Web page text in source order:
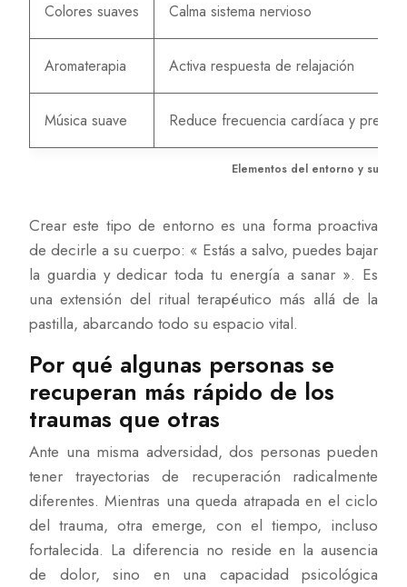
Elementos del entorno y su
Colores suaves Calma sistema nervioso
Aromaterapia Activa respuesta de relajación
Música suave Reduce frecuencia cardíaca y presión
Crear este tipo de entorno es una forma proactiva
de decirle a su cuerpo: « Estás a salvo, puedes bajar
la guardia y dedicar toda tu energía a sanar ». Es
una extensión del ritual terapéutico más allá de la
pastilla, abarcando todo su espacio vital.
Por qué algunas personas se
recuperan más rápido de los
traumas que otras
Ante una misma adversidad, dos personas pueden
tener trayectorias de recuperación radicalmente
diferentes. Mientras una queda atrapada en el ciclo
del trauma, otra emerge, con el tiempo, incluso
fortalecida. La diferencia no reside en la ausencia
de dolor, sino en una capacidad psicológica